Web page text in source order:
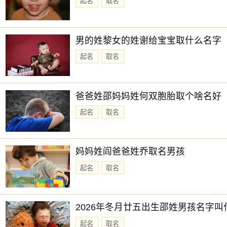
男的姓黎女的姓谢给宝宝取什么名字
起名 取名
爸爸姓邵妈妈姓何双胞胎取个啥名好
起名 取名
妈妈姓阎爸爸姓乔取名男孩
起名 取名
2026年冬月廿五出生邵姓男孩名字叫
起名 取名